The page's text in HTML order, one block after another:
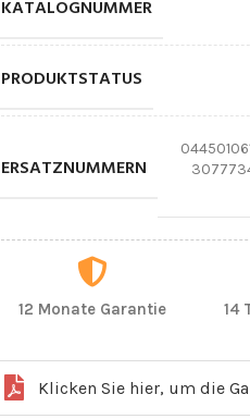
KATALOGNUMMER
PRODUKTSTATUS
ERSATZNUMMERN
12 Monate Garantie 14
Klicken Sie hier, um die